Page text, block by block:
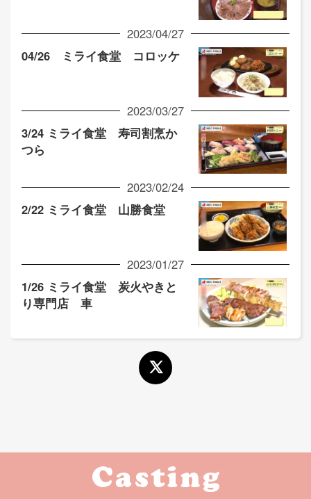
2023/04/27
04/26 ミライ食堂 コロッケ
2023/03/27
3/24 ミライ食堂 寿司割烹か
つら
2023/02/24
2/22 ミライ食堂 山勝食堂
2023/01/27
1/26 ミライ食堂 炭火やきと
り専門店 車